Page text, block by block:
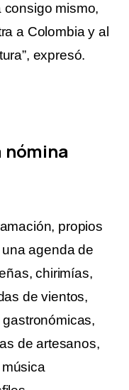
mismo,
a Colombia y al
expresó.
nómina
propios
agenda de
chirimías,
de vientos,
de artesanos,